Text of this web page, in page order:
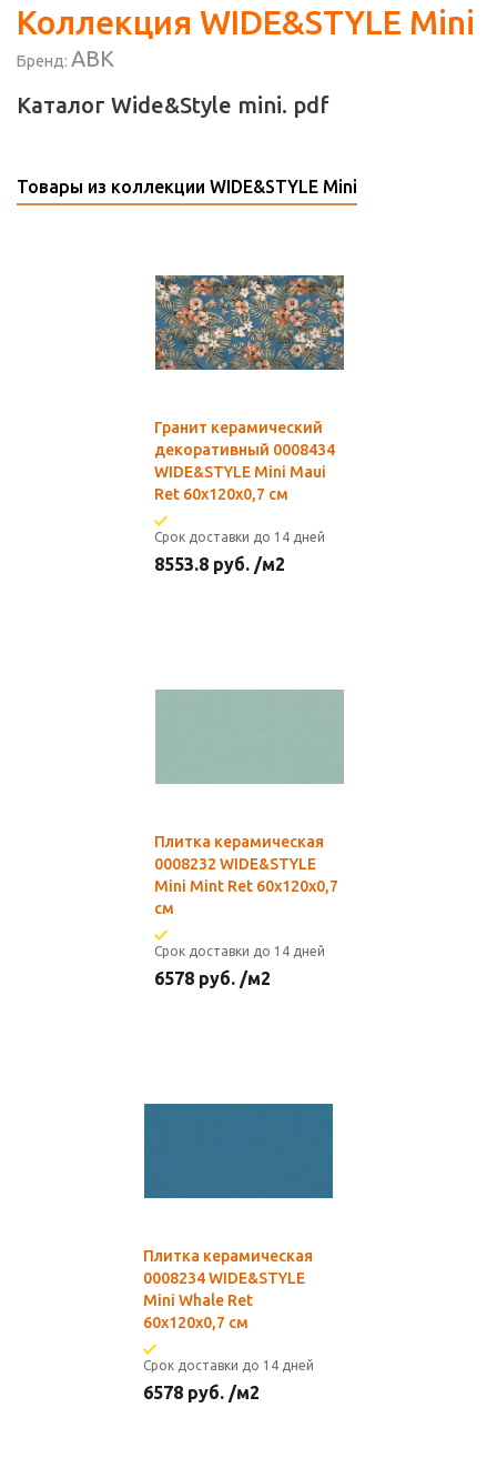
Коллекция WIDE&STYLE Mini
Бренд: ABK
Каталог Wide&Style mini. pdf
Товары из коллекции WIDE&STYLE Mini
Гранит керамический
декоративный 0008434
WIDE&STYLE Mini Maui
Ret 60x120x0,7 см
Срок доставки до 14 дней
8553.8 руб. /м2
Плитка керамическая
0008232 WIDE&STYLE
Mini Mint Ret 60x120x0,7
см
Срок доставки до 14 дней
6578 руб. /м2
Плитка керамическая
0008234 WIDE&STYLE
Mini Whale Ret
60x120x0,7 см
Срок доставки до 14 дней
6578 руб. /м2